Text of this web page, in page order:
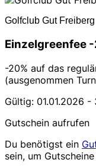
Golfclub Gut Freiberg
Einzelgreenfee
-20% auf das
(ausgenommen
Gültig: 01.01.2026 -
Gutschein aufrufen
Du benötigst ein
sein, um